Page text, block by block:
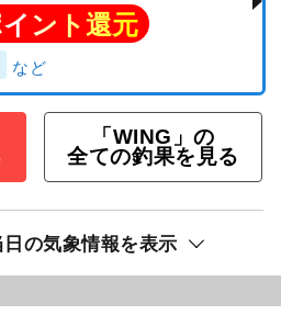
ント還元
「WING」の
全ての釣果を見る
の気象情報を表示